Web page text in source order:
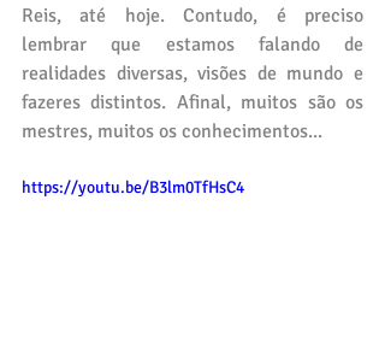
Reis, até hoje. Contudo, é preciso
lembrar que estamos falando de
realidades diversas, visões de mundo e
fazeres distintos. Afinal, muitos são os
mestres, muitos os conhecimentos...
https://youtu.be/B3lm0TfHsC4